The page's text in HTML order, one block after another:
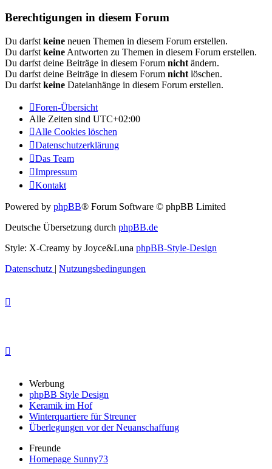
Berechtigungen in diesem Forum
Du darfst keine neuen Themen in diesem Forum erstellen.
Du darfst keine Antworten zu Themen in diesem Forum erstellen.
Du darfst deine Beiträge in diesem Forum nicht ändern.
Du darfst deine Beiträge in diesem Forum nicht löschen.
Du darfst keine Dateianhänge in diesem Forum erstellen.
Foren-Übersicht
Alle Zeiten sind UTC+02:00
Alle Cookies löschen
Datenschutzerklärung
Das Team
Impressum
Kontakt
Powered by phpBB® Forum Software © phpBB Limited
Deutsche Übersetzung durch phpBB.de
Style: X-Creamy by Joyce&Luna phpBB-Style-Design
Datenschutz | Nutzungsbedingungen
Werbung
phpBB Style Design
Keramik im Hof
Winterquartiere für Streuner
Überlegungen vor der Neuanschaffung
Freunde
Homepage Sunny73